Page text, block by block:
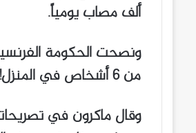
ألف مصاب يومياً.
ونصحت الحكومة
من 6 أشخاص في المنزل!!
وقال ماكرون في